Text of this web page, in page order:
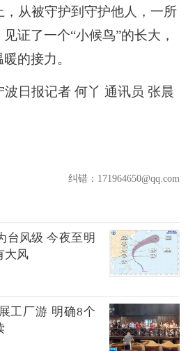
，从被守护到守护他人，一所
证了一个“小候鸟”的长大，
的接力。
波日报记者 何丫 通讯员 张晨
纠错：171964650@qq.com
台风级 今夜至明
大风
工厂游 明确8个